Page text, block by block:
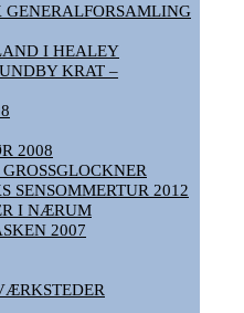
I HEALEY
KRAT –
2008
SENSOMMERTUR 2012
I NÆRUM
2007